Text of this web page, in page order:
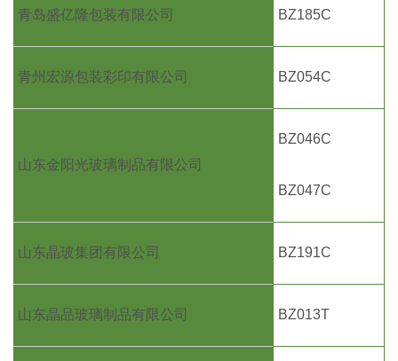
青岛盛亿隆包装有限公司 BZ185C
青州宏源包装彩印有限公司 BZ054C
山东金阳光玻璃制品有限公司
BZ046C
BZ047C
山东晶玻集团有限公司 BZ191C
山东晶品玻璃制品有限公司 BZ013T